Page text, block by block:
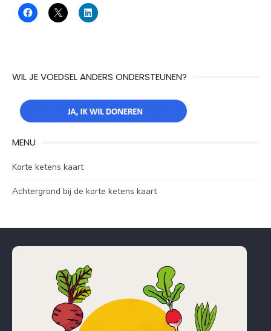
WIL JE VOEDSEL ANDERS ONDERSTEUNEN?
MENU
Korte ketens kaart
Achtergrond bij de korte ketens kaart